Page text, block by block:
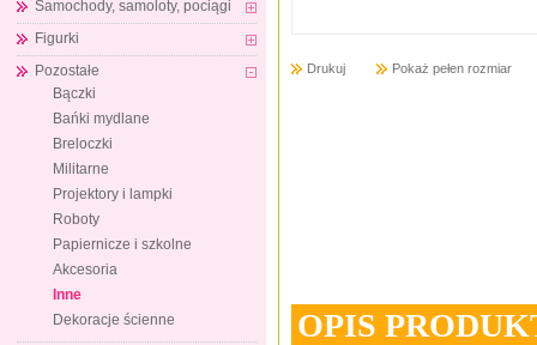
Samochody, samoloty, pociągi
Figurki
Pozostałe
Bączki
Bańki mydlane
Breloczki
Militarne
Projektory i lampki
Roboty
Papiernicze i szkolne
Akcesoria
Inne
Dekoracje ścienne
Drukuj Pokaż pełen rozmiar
OPIS